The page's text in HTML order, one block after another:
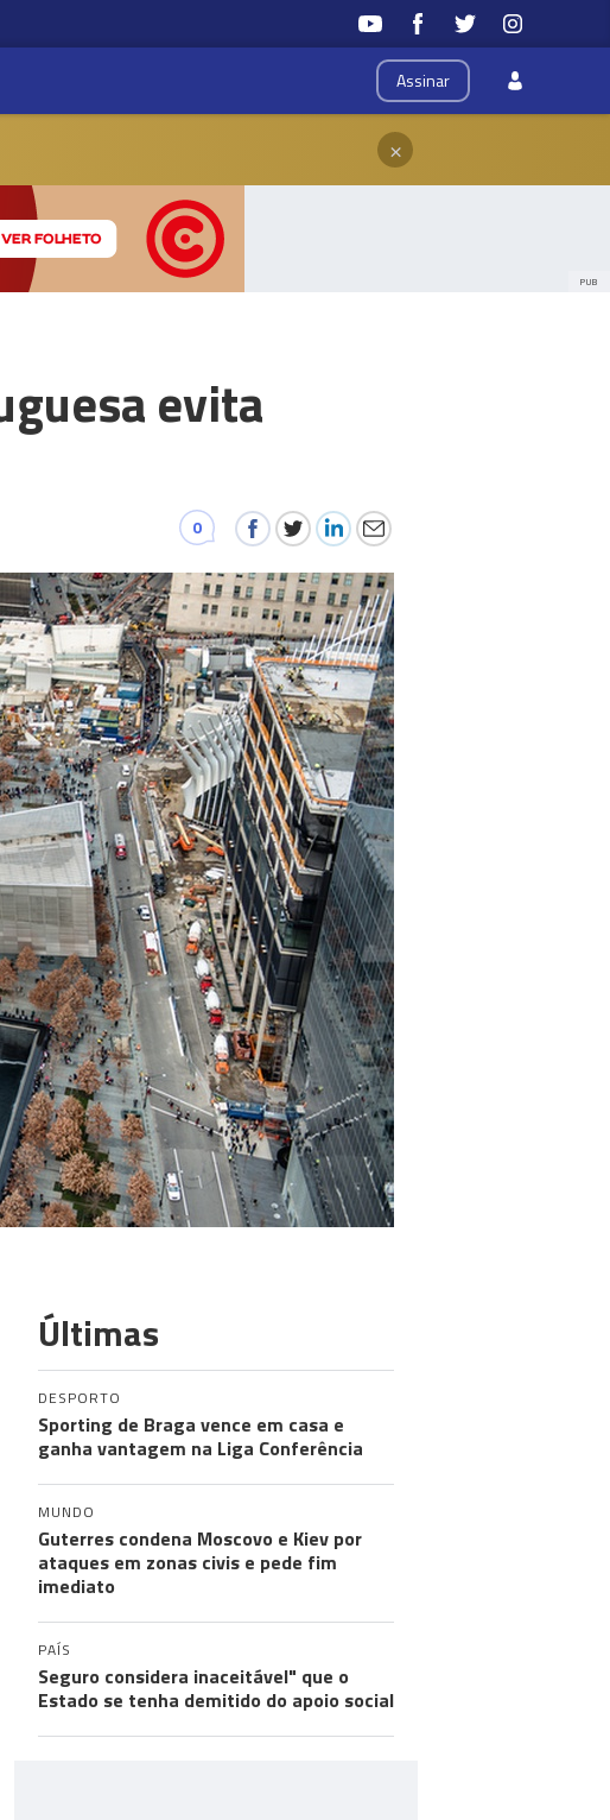
Assinar
×
PUB
evita
0
Últimas
DESPORTO
Sporting de Braga vence em casa e
ganha vantagem na Liga Conferência
MUNDO
Guterres condena Moscovo e Kiev por
ataques em zonas civis e pede fim
imediato
PAÍS
Seguro considera inaceitável" que o
Estado se tenha demitido do apoio social